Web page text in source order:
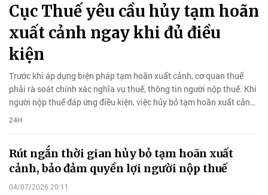
Cục Thuế yêu cầu hủy tạm hoãn
xuất cảnh ngay khi đủ điều
kiện
Trước khi áp dụng biện pháp tạm hoãn xuất cảnh, cơ quan thuế
phải rà soát chính xác nghĩa vụ thuế, thông tin người nộp thuế. Khi
người nộp thuế đáp ứng điều kiện, việc hủy bỏ tạm hoãn xuất cảnh
phải được thực hiện ngay.
24H
Rút ngắn thời gian hủy bỏ tạm hoãn xuất
cảnh, bảo đảm quyền lợi người nộp thuế
04/07/2026 20:11